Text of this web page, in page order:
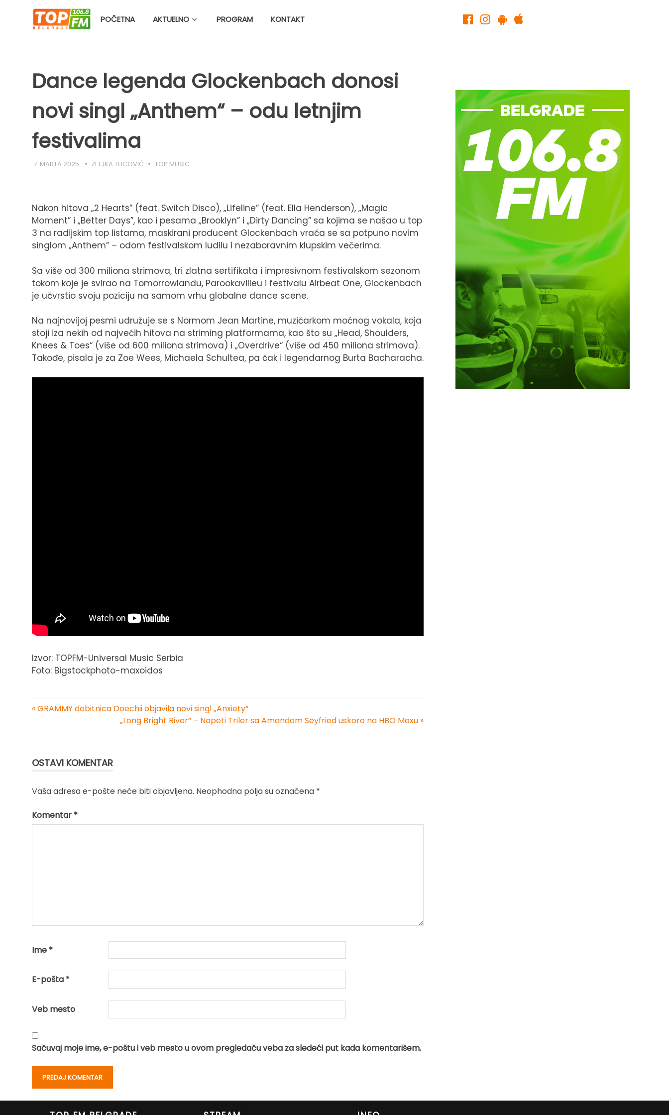
POČETNA AKTUELNO PROGRAM KONTAKT
Dance legenda Glockenbach donosi
novi singl „Anthem“ – odu letnjim
festivalima
7. MARTA 2025. ŽELJKA TUCOVIĆ TOP MUSIC
Nakon hitova „2 Hearts” (feat. Switch Disco), „Lifeline” (feat. Ella Henderson), „Magic
Moment” i „Better Days”, kao i pesama „Brooklyn” i „Dirty Dancing” sa kojima se našao u top
3 na radijskim top listama, maskirani producent Glockenbach vraća se sa potpuno novim
singlom „Anthem” – odom festivalskom ludilu i nezaboravnim klupskim večerima.
Sa više od 300 miliona strimova, tri zlatna sertifikata i impresivnom festivalskom sezonom
tokom koje je svirao na Tomorrowlandu, Parookavilleu i festivalu Airbeat One, Glockenbach
je učvrstio svoju poziciju na samom vrhu globalne dance scene.
Na najnovijoj pesmi udružuje se s Normom Jean Martine, muzičarkom moćnog vokala, koja
stoji iza nekih od najvećih hitova na striming platformama, kao što su „Head, Shoulders,
Knees & Toes“ (više od 600 miliona strimova) i „Overdrive“ (više od 450 miliona strimova).
Takođe, pisala je za Zoe Wees, Michaela Schultea, pa čak i legendarnog Burta Bacharacha.
Izvor: TOPFM-Universal Music Serbia
Foto: Bigstockphoto-maxoidos
« GRAMMY dobitnica Doechii objavila novi singl „Anxiety“
„Long Bright River“ – Napeti Triler sa Amandom Seyfried uskoro na HBO Maxu »
OSTAVI KOMENTAR
Vaša adresa e-pošte neće biti objavljena. Neophodna polja su označena *
Komentar *
Ime *
E-pošta *
Veb mesto
Sačuvaj moje ime, e-poštu i veb mesto u ovom pregledaču veba za sledeći put kada komentarišem.